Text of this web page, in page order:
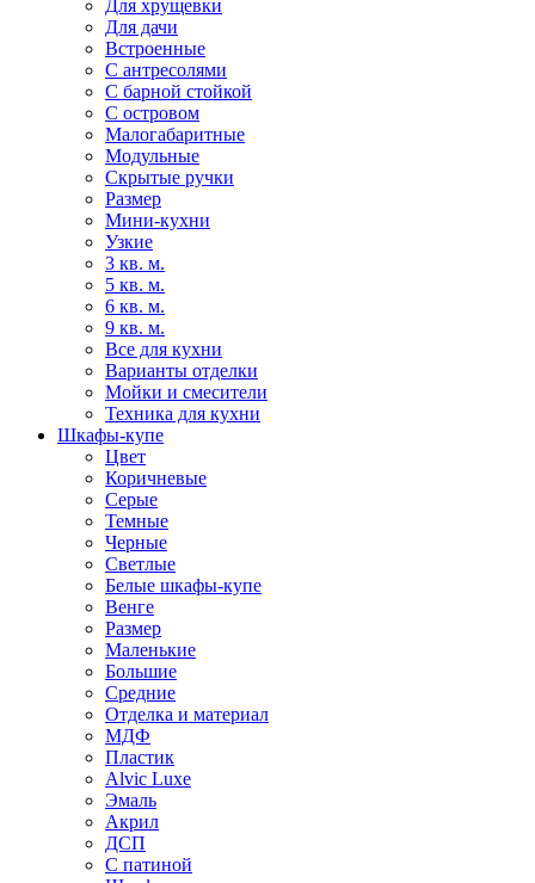
Для хрущевки
Для дачи
Встроенные
С антресолями
С барной стойкой
С островом
Малогабаритные
Модульные
Скрытые ручки
Размер
Мини-кухни
Узкие
3 кв. м.
5 кв. м.
6 кв. м.
9 кв. м.
Все для кухни
Варианты отделки
Мойки и смесители
Техника для кухни
Шкафы-купе
Цвет
Коричневые
Серые
Темные
Черные
Светлые
Белые шкафы-купе
Венге
Размер
Маленькие
Большие
Средние
Отделка и материал
МДФ
Пластик
Alvic Luxe
Эмаль
Акрил
ДСП
С патиной